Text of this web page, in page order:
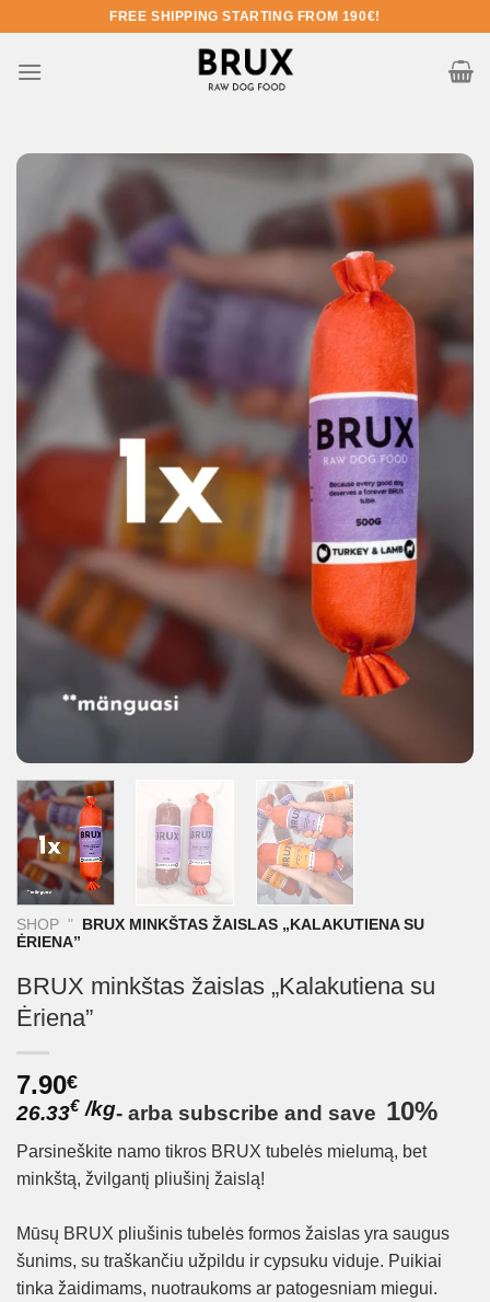
Pereiti prie turinioFREE SHIPPING STARTING FROM 190€!
SHOP " BRUX MINKŠTAS ŽAISLAS „KALAKUTIENA SU
ĖRIENA”
BRUX minkštas žaislas „Kalakutiena su
Ėriena”
7.90€
26.33€ /kg- arba subscribe and save 10%
Parsineškite namo tikros BRUX tubelės mielumą, bet
minkštą, žvilgantį pliušinį žaislą!
Mūsų BRUX pliušinis tubelės formos žaislas yra saugus
šunims, su traškančiu užpildu ir cypsuku viduje. Puikiai
tinka žaidimams, nuotraukoms ar patogesniam miegui.